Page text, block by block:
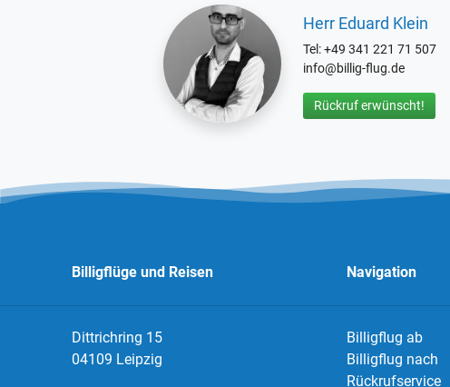
Herr Eduard Klein
Tel: +49 341 221 71 507
info@billig-flug.de
Rückruf erwünscht!
Billigflüge und Reisen
Dittrichring 15
04109 Leipzig
Navigation
Billigflug ab
Billigflug nach
Rückrufservice